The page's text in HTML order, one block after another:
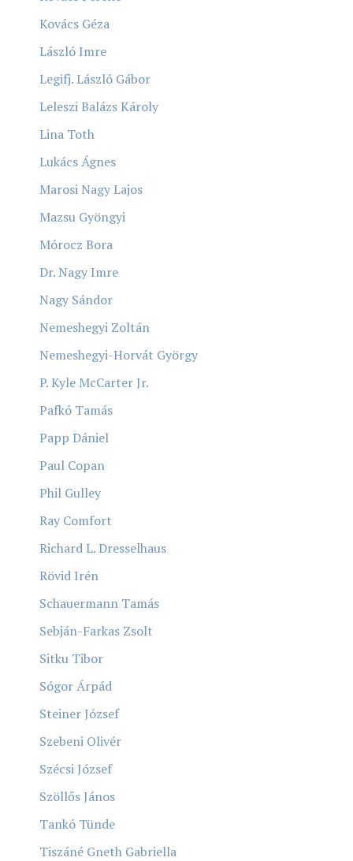
Kovács Géza
László Imre
Legifj. László Gábor
Leleszi Balázs Károly
Lina Toth
Lukács Ágnes
Marosi Nagy Lajos
Mazsu Gyöngyi
Mórocz Bora
Dr. Nagy Imre
Nagy Sándor
Nemeshegyi Zoltán
Nemeshegyi-Horvát György
P. Kyle McCarter Jr.
Pafkó Tamás
Papp Dániel
Paul Copan
Phil Gulley
Ray Comfort
Richard L. Dresselhaus
Rövid Irén
Schauermann Tamás
Sebján-Farkas Zsolt
Sitku Tibor
Sógor Árpád
Steiner József
Szebeni Olivér
Szécsi József
Szöllős János
Tankó Tünde
Tiszáné Gneth Gabriella